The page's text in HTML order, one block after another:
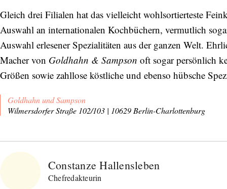
Gleich drei Filialen hat das vielleicht wohlsortierteste
Auswahl an internationalen Kochbüchern, vermutlich
Auswahl erlesener Spezialitäten aus der ganzen Welt.
Macher von Goldhahn & Sampson oft sogar persönlich
Größen sowie zahllose köstliche und ebenso hübsche
Goldhahn und Sampson
Wilmersdorfer Straße 102/103 | 10629 Berlin-Charlottenburg
Constanze Hallensleben
Chefredakteurin